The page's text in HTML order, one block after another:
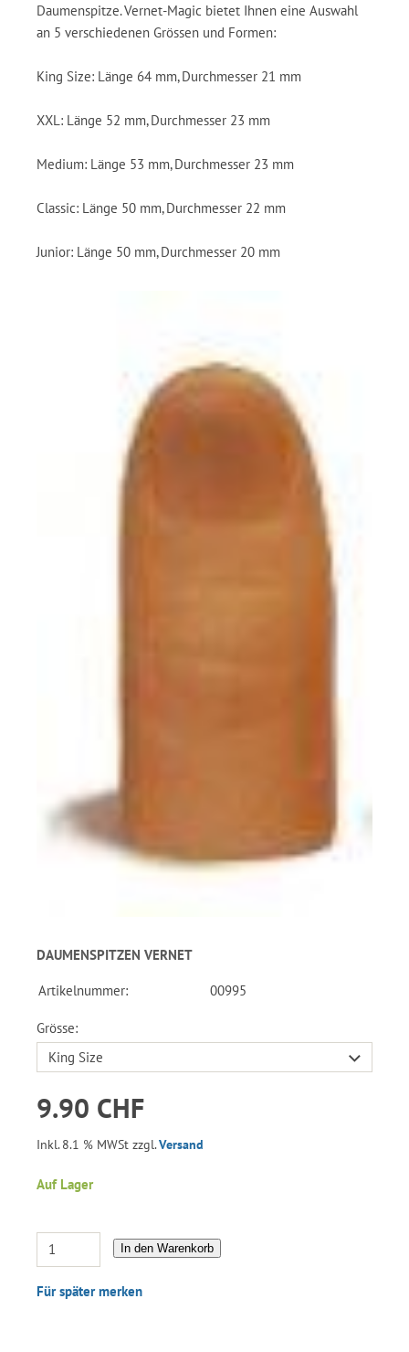
Daumenspitze. Vernet-Magic bietet Ihnen eine Auswahl
an 5 verschiedenen Grössen und Formen:
King Size: Länge 64 mm, Durchmesser 21 mm
XXL: Länge 52 mm, Durchmesser 23 mm
Medium: Länge 53 mm, Durchmesser 23 mm
Classic: Länge 50 mm, Durchmesser 22 mm
Junior: Länge 50 mm, Durchmesser 20 mm
DAUMENSPITZEN VERNET
Artikelnummer: 00995
Grösse:
9.90 CHF
Inkl. 8.1 % MWSt zzgl.Versand
Auf Lager
In den Warenkorb
Für später merken